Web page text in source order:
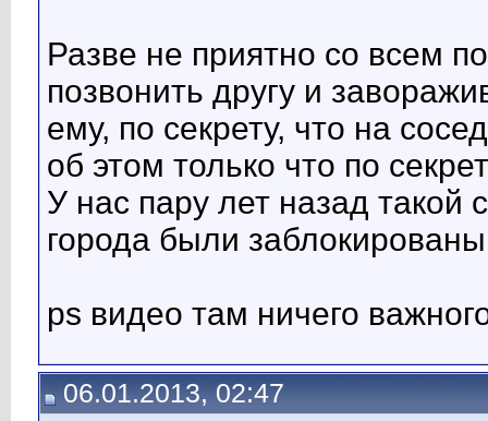
Разве не приятно со всем
позвонить другу и
ему, по секрету, что на
об этом только что по
У нас пару лет назад
города были
ps видео там ничего
06.01.2013, 02:47